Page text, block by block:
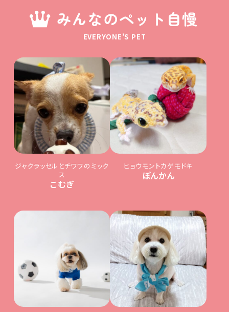
みんなのペット自慢
EVERYONE'S PET
ジャクラッセルとチワワのミック
ス
こむぎ
ヒョウモントカゲモドキ
ぽんかん